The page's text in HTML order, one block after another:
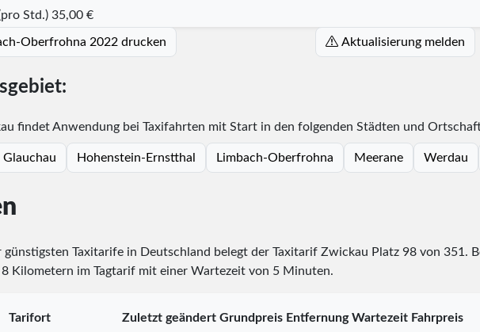
Std.) 35,00 €
Oberfrohna 2022 drucken Aktualisierung melden
findet Anwendung bei Taxifahrten mit Start in den folgenden Städten und
Glauchau Hohenstein-Ernstthal Limbach-Oberfrohna Meerane Werdau
günstigsten Taxitarife in Deutschland belegt der Taxitarif Zwickau Platz 98von 351 .
Kilometern im Tagtarif mit einer Wartezeit von 5 Minuten.
Tarifort Zuletzt geändert Grundpreis Entfernung Wartezeit Fahrpreis